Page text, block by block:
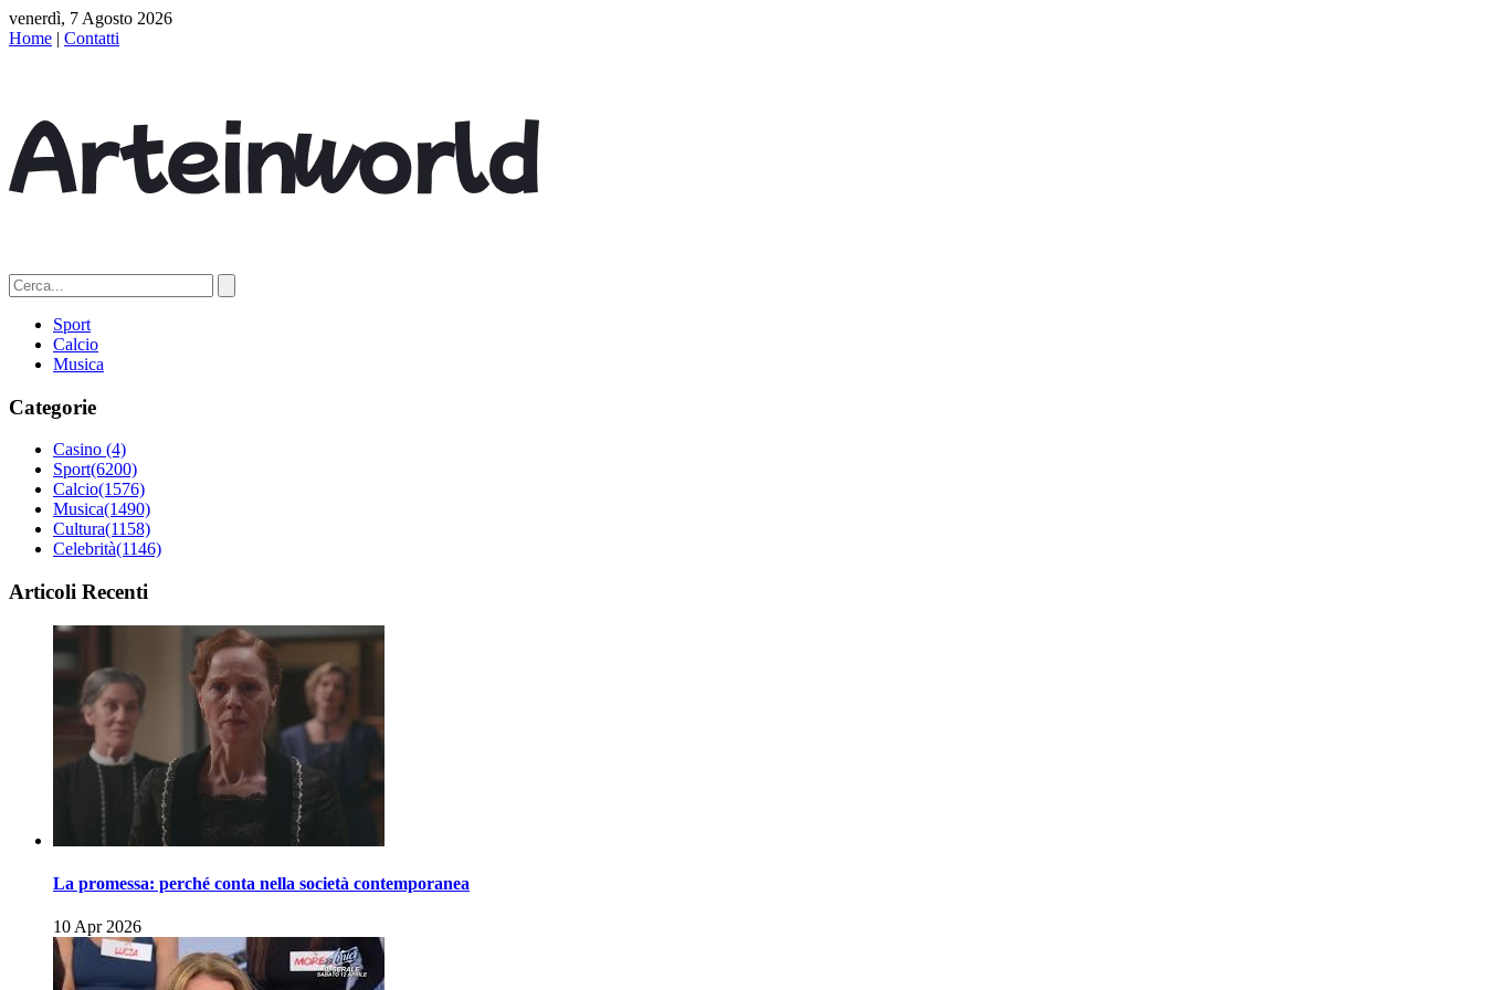
venerdì, 7 Agosto 2026
Home | Contatti
Sport
Calcio
Musica
Categorie
Casino (4)
Sport(6200)
Calcio(1576)
Musica(1490)
Cultura(1158)
Celebrità(1146)
Articoli Recenti
La promessa: perché conta nella società contemporanea
10 Apr 2026